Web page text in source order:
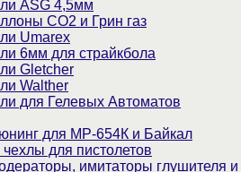
ASG 4,5мм
CO2 и Грин газ
Umarex
6мм для страйкбола
Gletcher
Walther
для Гелевых Автоматов
для МР-654К и Байкал
для пистолетов
имитаторы глушителя и